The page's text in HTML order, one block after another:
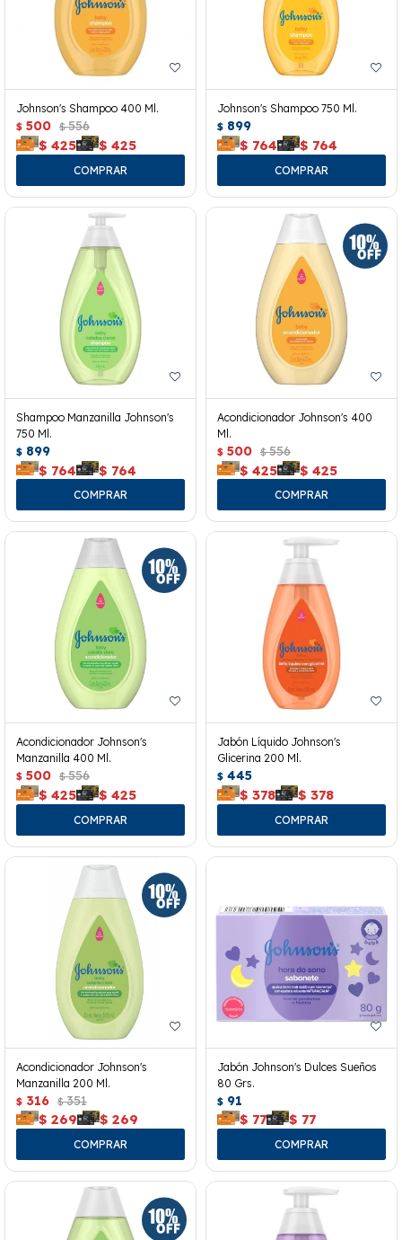
Johnson's Shampoo 400 Ml.
$ 500 $ 556
$ 425 $ 425
Johnson's Shampoo 750 Ml.
$ 899
$ 764 $ 764
Shampoo Manzanilla Johnson's
750 Ml.
$ 899
$ 764 $ 764
Acondicionador Johnson's 400
Ml.
$ 500 $ 556
$ 425 $ 425
Acondicionador Johnson's
Manzanilla 400 Ml.
$ 500 $ 556
$ 425 $ 425
Jabón Líquido Johnson's
Glicerina 200 Ml.
$ 445
$ 378 $ 378
Acondicionador Johnson's
Manzanilla 200 Ml.
$ 316 $ 351
$ 269 $ 269
Jabón Johnson's Dulces Sueños
80 Grs.
$ 91
$ 77 $ 77